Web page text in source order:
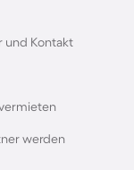
und Kontakt
werden